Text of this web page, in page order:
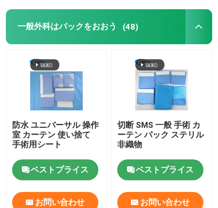
一般外科はパックをおおう (48)
防水 ユニバーサル 操作
室 カーテン 使い捨て
手術用シート
ベストプライス
お問い合わせ
切断 SMS 一般 手術 カ
ーテン パック ステリル
非織物
ベストプライス
お問い合わせ